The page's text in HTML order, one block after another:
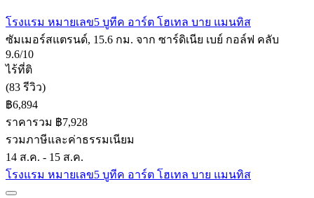
โรงแรม หมายเลข5 บูทีค อาร์ต โฮเทล บาย แมนทิส
ซัมเมอร์สแตรนด์, 15.6 กม. จาก ซาร์ดิเนีย เบย์ กอล์ฟ คลับ
9.6/10
ไร้ที่ติ
(83 รีวิว)
฿6,894
ราคารวม ฿7,928
รวมภาษีและค่าธรรมเนียม
14 ส.ค. - 15 ส.ค.
โรงแรม หมายเลข5 บูทีค อาร์ต โฮเทล บาย แมนทิส